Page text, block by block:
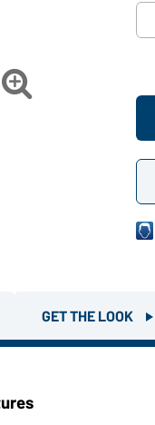

GET THE LOOK